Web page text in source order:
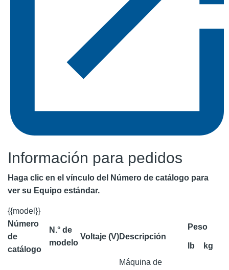
Información para pedidos
Haga clic en el vínculo del Número de catálogo para
ver su Equipo estándar.
{{model}}
Número
de
catálogo
N.° de
modelo
Voltaje (V)Descripción
Peso
lb kg
Máquina de